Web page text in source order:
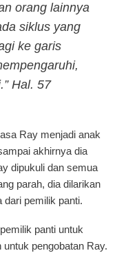
orang lainnya
siklus yang
ke garis
Hal. 57
Ray menjadi anak
akhirnya dia
dipukuli dan semua
parah, dia dilarikan
dari pemilik panti.
panti untuk
pengobatan Ray.